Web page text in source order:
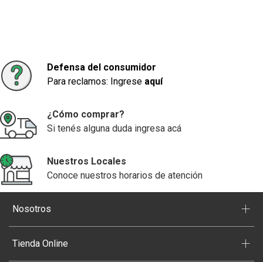
Defensa del consumidor
Para reclamos: Ingrese aquí
¿Cómo comprar?
Si tenés alguna duda ingresa acá
Nuestros Locales
Conoce nuestros horarios de atención
Nosotros +
Tienda Online +